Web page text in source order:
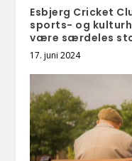
Esbjerg Cricket
sports- og
være særdeles
17. juni 2024